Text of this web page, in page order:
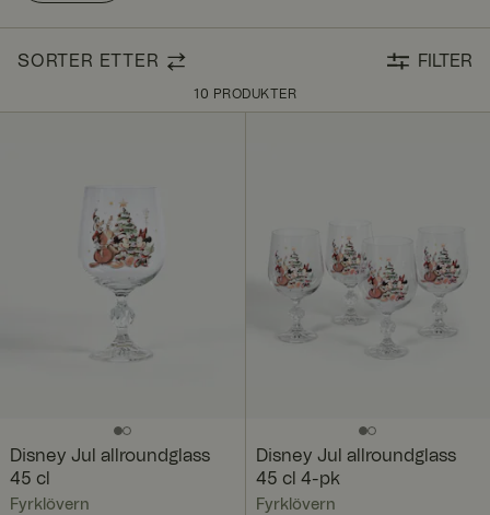
10 PRODUKTER
SORTER ETTER FILTER
Disney Jul allroundglass
45 cl
Fyrklövern
Disney Jul allroundglass
45 cl 4-pk
Fyrklövern